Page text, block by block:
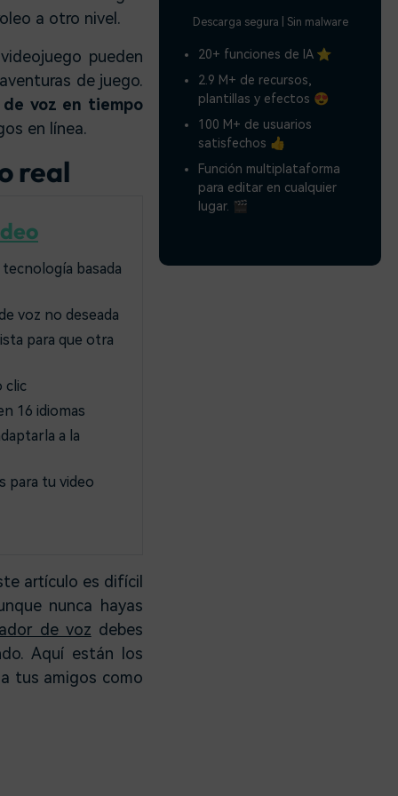
Descarga segura | Sin malware
20+ funciones de IA ⭐
2.9 M+ de recursos,
plantillas y efectos 😍
100 M+ de usuarios
satisfechos 👍
Función multiplataforma
para editar en cualquier
lugar. 🎬
a otro nivel.
pueden
de juego.
de voz en tiempo
en línea.
real
basada
voz no deseada
para que otra
clic
16 idiomas
a la
para tu video
artículo es difícil
nunca hayas
de voz debes
Aquí están los
tus amigos como